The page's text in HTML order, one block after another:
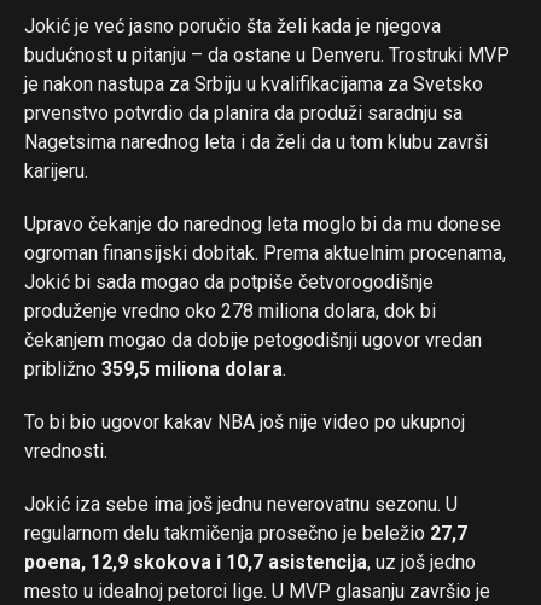
Jokić je već jasno poručio šta želi kada je njegova
budućnost u pitanju – da ostane u Denveru. Trostruki MVP
je nakon nastupa za Srbiju u kvalifikacijama za Svetsko
prvenstvo potvrdio da planira da produži saradnju sa
Nagetsima narednog leta i da želi da u tom klubu završi
karijeru.
Upravo čekanje do narednog leta moglo bi da mu donese
ogroman finansijski dobitak. Prema aktuelnim procenama,
Jokić bi sada mogao da potpiše četvorogodišnje
produženje vredno oko 278 miliona dolara, dok bi
čekanjem mogao da dobije petogodišnji ugovor vredan
približno 359,5 miliona dolara.
To bi bio ugovor kakav NBA još nije video po ukupnoj
vrednosti.
Jokić iza sebe ima još jednu neverovatnu sezonu. U
regularnom delu takmičenja prosečno je beležio 27,7
poena, 12,9 skokova i 10,7 asistencija, uz još jedno
mesto u idealnoj petorci lige. U MVP glasanju završio je